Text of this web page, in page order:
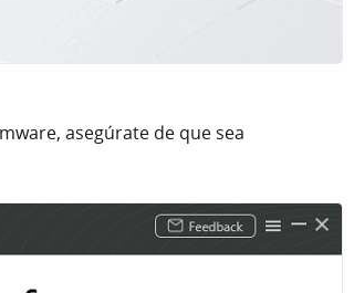
asegúrate de que sea